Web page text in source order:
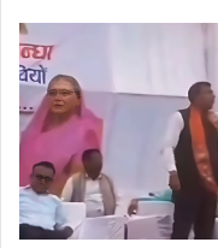
स्केल
के
झटकों
से
लोगों
हड़कंप
Surajpur
Bhoomipujan
Controversy
:
जब
भूमिपूजन
कार्यक्रम
का
मंच